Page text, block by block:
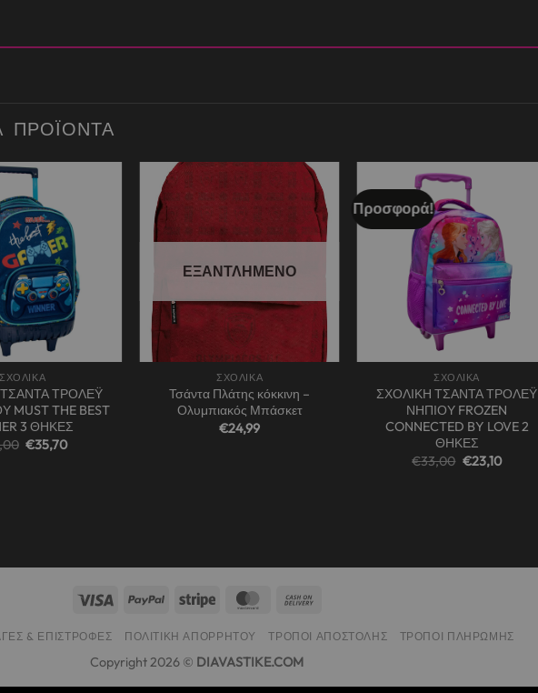
ΠΡΟΪΌΝΤΑ
ΣΧΟΛΙΚΑ
ΤΡΟΛΕΫ
MUST THE BEST
3 ΘΗΚΕΣ
Original
price
€35,70Η
Add to
wishlist
ΕΞΑΝΤΛΗΜΈΝΟ
ΣΧΟΛΙΚΑ
Τσάντα Πλάτης κόκκινη –
Ολυμπιακός Μπάσκετ
€24,99
Προσφορά!
ΣΧΟΛΙΚΑ
ΣΧΟΛΙΚΗ ΤΣΑΝΤΑ ΤΡΟΛΕΫ
ΝΗΠΙΟΥ FROZEN
CONNECTED BY LOVE 2
ΘΗΚΕΣ
€33,00 Original
price
€23,10Η
& ΕΠΙΣΤΡΟΦΈΣ ΠΟΛΙΤΙΚΉ ΑΠΟΡΡΉΤΟΥ ΤΡΌΠΟΙ ΑΠΟΣΤΟΛΉΣ ΤΡΌΠΟΙ ΠΛΗΡΩΜΉΣ
Copyright 2026 © DIAVASTIKE.COM